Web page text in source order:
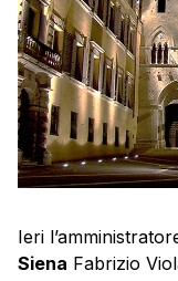
Ieri
Siena Fabrizio